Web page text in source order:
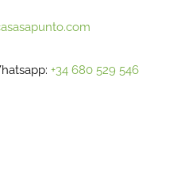
+34 680 529 546